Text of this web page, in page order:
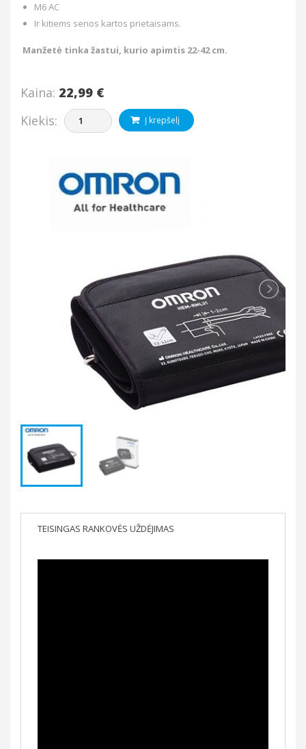
M6 AC
Ir kitiems senos kartos prietaisams.
Manžetė tinka žastui, kurio apimtis 22-42 cm.
Kaina: 22,99 €
Kiekis:
Į krepšelį
TEISINGAS RANKOVĖS UŽDĖJIMAS